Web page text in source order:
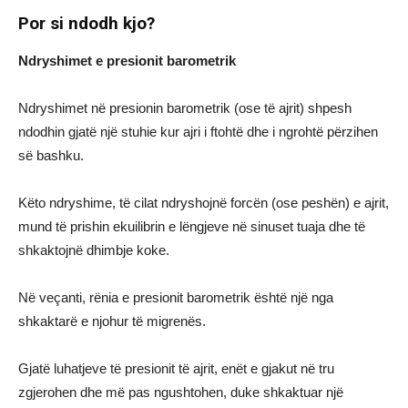
Por si ndodh kjo?
Ndryshimet e presionit barometrik
Ndryshimet në presionin barometrik (ose të ajrit) shpesh
ndodhin gjatë një stuhie kur ajri i ftohtë dhe i ngrohtë përzihen
së bashku.
Këto ndryshime, të cilat ndryshojnë forcën (ose peshën) e ajrit,
mund të prishin ekuilibrin e lëngjeve në sinuset tuaja dhe të
shkaktojnë dhimbje koke.
Në veçanti, rënia e presionit barometrik është një nga
shkaktarë e njohur të migrenës.
Gjatë luhatjeve të presionit të ajrit, enët e gjakut në tru
zgjerohen dhe më pas ngushtohen, duke shkaktuar një